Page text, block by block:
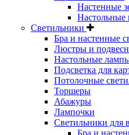
Настенные
Настольные
Светильники
Бра и настенные
Люстры и
Настольные
Подсветка для
Потолочные
Торшеры
Абажуры
Лампочки
Светильники для
Бра и